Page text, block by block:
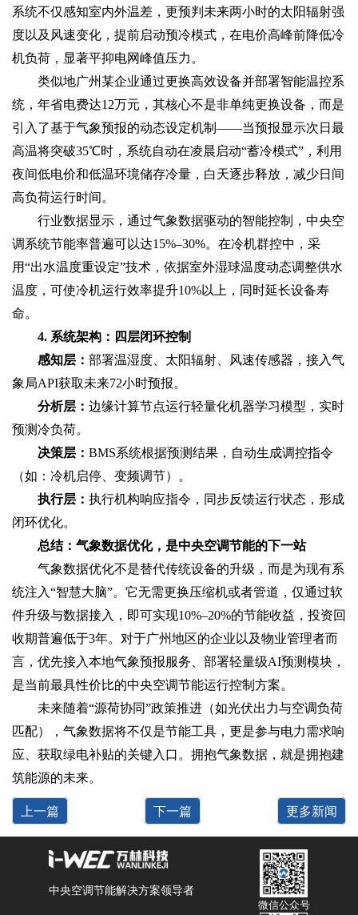
系统不仅感知室内外温差，更预判未来两小时的太阳辐射强
度以及风速变化，提前启动预冷模式，在电价高峰前降低冷
机负荷，显著平抑电网峰值压力。
类似地广州某企业通过更换高效设备并部署智能温控系
统，年省电费达12万元，其核心不是非单纯更换设备，而是
引入了基于气象预报的动态设定机制——当预报显示次日最
高温将突破35℃时，系统自动在凌晨启动“蓄冷模式”，利用
夜间低电价和低温环境储存冷量，白天逐步释放，减少日间
高负荷运行时间。
行业数据显示，通过气象数据驱动的智能控制，中央空
调系统节能率普遍可以达15%–30%。在冷机群控中，采
用“出水温度重设定”技术，依据室外湿球温度动态调整供水
温度，可使冷机运行效率提升10%以上，同时延长设备寿
命。
4. 系统架构：四层闭环控制‌
感知层‌： 部署温湿度、太阳辐射、风速传感器，接入气
象局API获取未来72小时预报。
分析层‌： 边缘计算节点运行轻量化机器学习模型，实时
预测冷负荷。
决策层‌： BMS系统根据预测结果，自动生成调控指令
（如：冷机启停、变频调节）。
执行层‌： 执行机构响应指令，同步反馈运行状态，形成
闭环优化。
总结：气象数据优化，是中央空调节能的下一站
气象数据优化‌不是替代传统设备的升级，而是为现有系
统注入“智慧大脑”。它无需更换压缩机或者管道，仅通过软
件升级与数据接入，即可实现10%–20%的节能收益，投资回
收期普遍低于3年。对于广州地区的企业以及物业管理者而
言，优先接入本地气象预报服务、部署轻量级AI预测模块，
是当前最具性价比的‌中央空调节能运行控制‌方案。
未来随着“源荷协同”政策推进（如光伏出力与空调负荷
匹配），气象数据将不仅是节能工具，更是参与电力需求响
应、获取绿电补贴的关键入口。拥抱气象数据，就是拥抱建
筑能源的未来。
上一篇 下一篇 更多新闻
中央空调节能解决方案领导者
微信公众号